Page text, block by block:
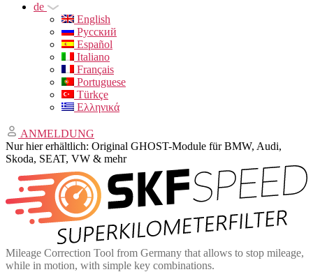
de
English
Русский
Español
Italiano
Français
Portuguese
Türkçe
Ελληνικά
ANMELDUNG
Nur hier erhältlich: Original GHOST-Module für BMW, Audi,
Skoda, SEAT, VW & mehr
Mileage Correction Tool from Germany that allows to stop mileage,
while in motion, with simple key combinations.